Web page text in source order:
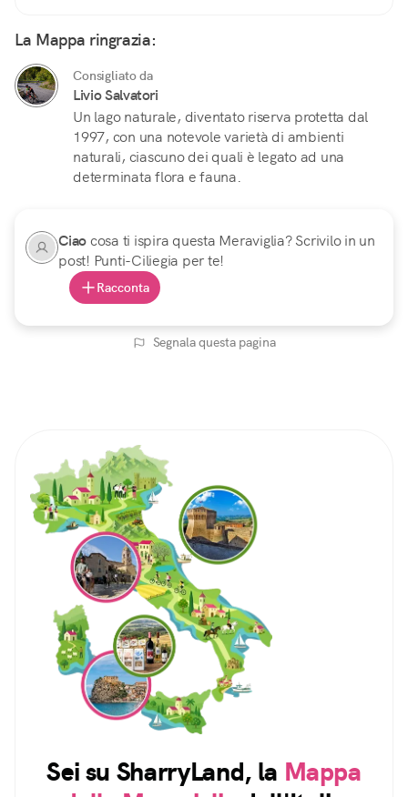
La Mappa ringrazia:
Consigliato da
Livio Salvatori
Un lago naturale, diventato riserva protetta dal
1997, con una notevole varietà di ambienti
naturali, ciascuno dei quali è legato ad una
determinata flora e fauna.
Ciaocosa ti ispira questa Meraviglia? Scrivilo in un
post! Punti-Ciliegia per te!
Racconta
Segnala questa pagina
Sei su SharryLand, la Mappa